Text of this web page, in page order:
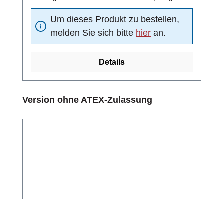
aus Edelstahl 1.4571
(Standardmaterial)einsetzbar in ATEX-Zone
1, 2, 21 und 22geeignet für SIL 2
Anwendungen (low demand mode) & SIL 1
Anwendungen (high demand
einstellbar mittels PotentiometerAnzeige
Überschreitung des eingestellten
Ansprechwertesgrüne LED als
Um dieses Produkt zu bestellen,
melden Sie sich bitte hier an.
Details
Produktgalerie überspringen
Version ohne ATEX-Zulassung